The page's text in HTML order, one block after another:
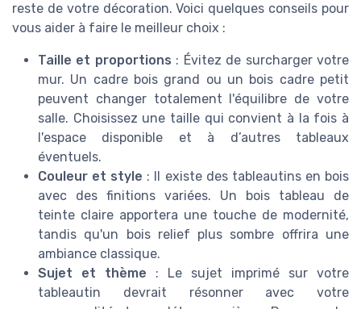
reste de votre décoration. Voici quelques conseils pour
vous aider à faire le meilleur choix :
Taille et proportions : Évitez de surcharger votre
mur. Un cadre bois grand ou un bois cadre petit
peuvent changer totalement l'équilibre de votre
salle. Choisissez une taille qui convient à la fois à
l'espace disponible et à d’autres tableaux
éventuels.
Couleur et style : Il existe des tableautins en bois
avec des finitions variées. Un bois tableau de
teinte claire apportera une touche de modernité,
tandis qu'un bois relief plus sombre offrira une
ambiance classique.
Sujet et thème : Le sujet imprimé sur votre
tableautin devrait résonner avec votre